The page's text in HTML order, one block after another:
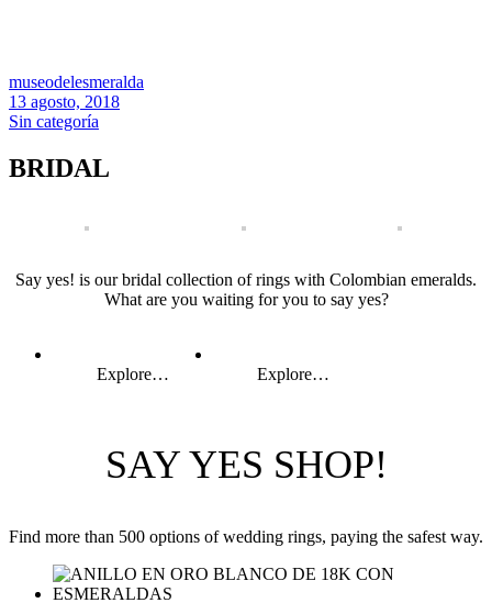
museodelesmeralda
13 agosto, 2018
Sin categoría
BRIDAL
Say yes! is our bridal collection of rings with Colombian emeralds.
What are you waiting for you to say yes?
Explore… Explore…
SAY YES SHOP!
Find more than 500 options of wedding rings, paying the safest way.